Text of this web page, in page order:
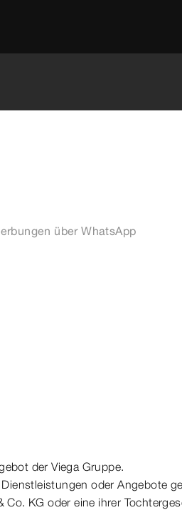
über WhatsApp
der Viega Gruppe.
oder Angebote
KG oder eine ihrer